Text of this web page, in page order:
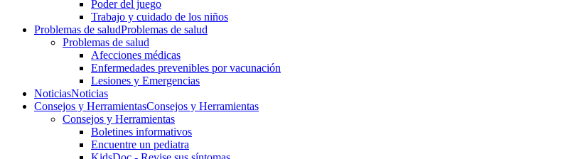
Poder del juego
Trabajo y cuidado de los niños
Problemas de saludProblemas de salud
Problemas de salud
Afecciones médicas
Enfermedades prevenibles por vacunación
Lesiones y Emergencias
NoticiasNoticias
Consejos y HerramientasConsejos y Herramientas
Consejos y Herramientas
Boletines informativos
Encuentre un pediatra